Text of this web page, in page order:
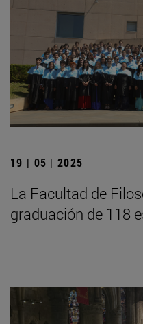
19 | 05 | 2025
La Facultad de
graduación de 118